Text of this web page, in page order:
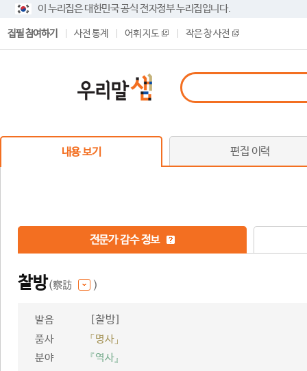
이 누리집은 대한민국 공식 전자정부 누리집입니다.
집필 참여하기 사전 통계 어휘 지도 작은 창 사전
내용 보기 편집 이력
전문가 감수 정보
찰방(察訪 )
발음 [찰방]
품사
「명사」
분야
『역사』